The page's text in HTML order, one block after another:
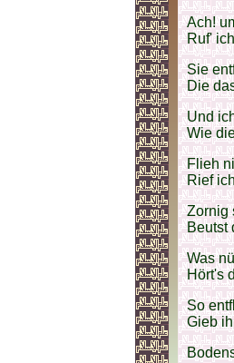
Ach!
Ruf'
Sie
Die
Und
Wie
Flieh
Rief
Zornig
Beutst
Was
Hört's
So
Gieb